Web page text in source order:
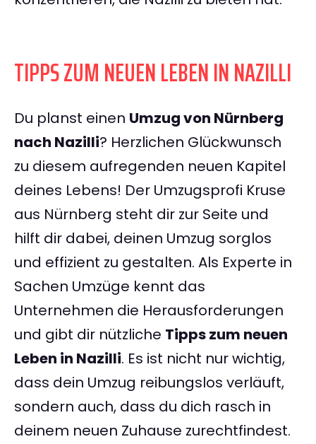
TIPPS ZUM NEUEN LEBEN IN NAZILLI
Du planst einen Umzug von Nürnberg
nach Nazilli? Herzlichen Glückwunsch
zu diesem aufregenden neuen Kapitel
deines Lebens! Der Umzugsprofi Kruse
aus Nürnberg steht dir zur Seite und
hilft dir dabei, deinen Umzug sorglos
und effizient zu gestalten. Als Experte in
Sachen Umzüge kennt das
Unternehmen die Herausforderungen
und gibt dir nützliche Tipps zum neuen
Leben in Nazilli. Es ist nicht nur wichtig,
dass dein Umzug reibungslos verläuft,
sondern auch, dass du dich rasch in
deinem neuen Zuhause zurechtfindest.